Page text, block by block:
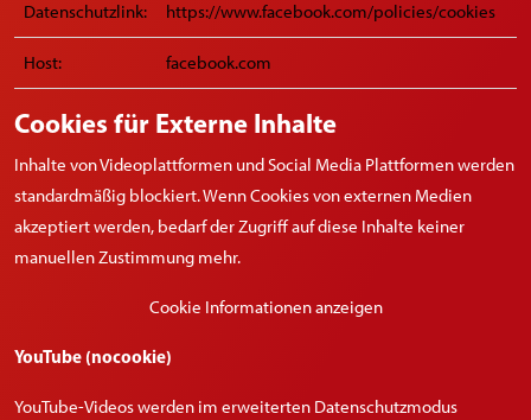
Datenschutzlink: https://www.facebook.com/policies/cookies
Host: facebook.com
Cookies für Externe Inhalte
Inhalte von Videoplattformen und Social Media Plattformen werden
standardmäßig blockiert. Wenn Cookies von externen Medien
akzeptiert werden, bedarf der Zugriff auf diese Inhalte keiner
manuellen Zustimmung mehr.
Cookie Informationen anzeigen
YouTube (nocookie)
YouTube-Videos werden im erweiterten Datenschutzmodus